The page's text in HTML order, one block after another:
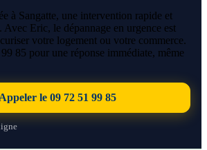
à Sangatte, une intervention rapide et
Avec Eric, le dépannage en urgence est
votre logement ou votre commerce.
85 pour une réponse immédiate, même
le 09 72 51 99 85